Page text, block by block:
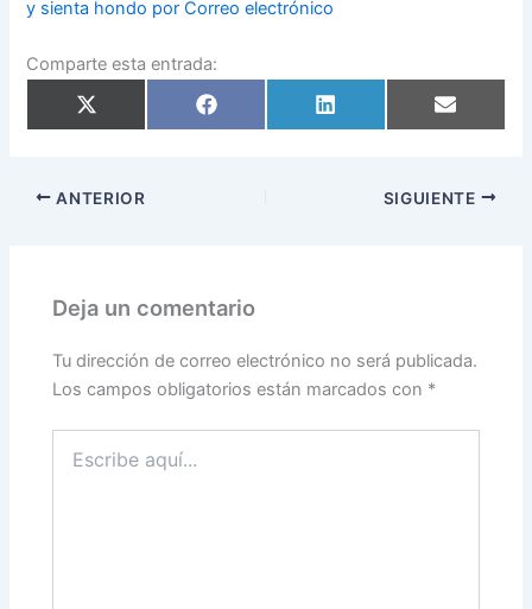
y sienta hondo por Correo electrónico
Comparte esta entrada:
Compartir
en
Compartir
en
Compartir
en
Compartir
en
ANTERIOR SIGUIENTE
Deja un comentario
Tu dirección de correo electrónico no será publicada.
Los campos obligatorios están marcados con *
aquí...